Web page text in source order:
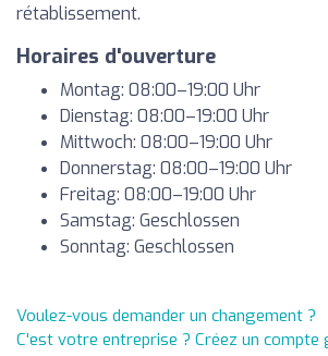
rétablissement.
Horaires d'ouverture
Montag: 08:00–19:00 Uhr
Dienstag: 08:00–19:00 Uhr
Mittwoch: 08:00–19:00 Uhr
Donnerstag: 08:00–19:00 Uhr
Freitag: 08:00–19:00 Uhr
Samstag: Geschlossen
Sonntag: Geschlossen
Voulez-vous demander un changement ?
C'est votre entreprise ? Créez un